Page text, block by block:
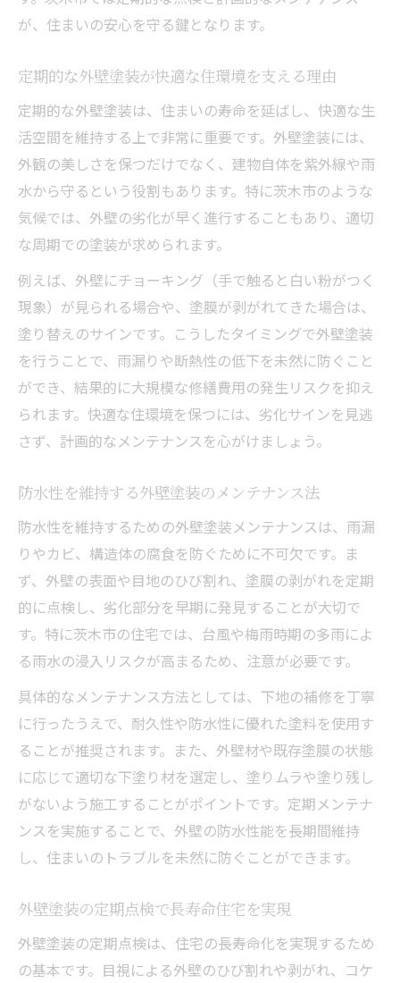
が、住まいの安心を守る鍵となります。
定期的な外壁塗装が快適な住環境を支える理由
定期的な外壁塗装は、住まいの寿命を延ばし、快適な生
活空間を維持する上で非常に重要です。外壁塗装には、
外観の美しさを保つだけでなく、建物自体を紫外線や雨
水から守るという役割もあります。特に茨木市のような
気候では、外壁の劣化が早く進行することもあり、適切
な周期での塗装が求められます。
例えば、外壁にチョーキング（手で触ると白い粉がつく
現象）が見られる場合や、塗膜が剥がれてきた場合は、
塗り替えのサインです。こうしたタイミングで外壁塗装
を行うことで、雨漏りや断熱性の低下を未然に防ぐこと
ができ、結果的に大規模な修繕費用の発生リスクを抑え
られます。快適な住環境を保つには、劣化サインを見逃
さず、計画的なメンテナンスを心がけましょう。
防水性を維持する外壁塗装のメンテナンス法
防水性を維持するための外壁塗装メンテナンスは、雨漏
りやカビ、構造体の腐食を防ぐために不可欠です。ま
ず、外壁の表面や目地のひび割れ、塗膜の剥がれを定期
的に点検し、劣化部分を早期に発見することが大切で
す。特に茨木市の住宅では、台風や梅雨時期の多雨によ
る雨水の浸入リスクが高まるため、注意が必要です。
具体的なメンテナンス方法としては、下地の補修を丁寧
に行ったうえで、耐久性や防水性に優れた塗料を使用す
ることが推奨されます。また、外壁材や既存塗膜の状態
に応じて適切な下塗り材を選定し、塗りムラや塗り残し
がないよう施工することがポイントです。定期メンテナ
ンスを実施することで、外壁の防水性能を長期間維持
し、住まいのトラブルを未然に防ぐことができます。
外壁塗装の定期点検で長寿命住宅を実現
外壁塗装の定期点検は、住宅の長寿命化を実現するため
の基本です。目視による外壁のひび割れや剥がれ、コケ